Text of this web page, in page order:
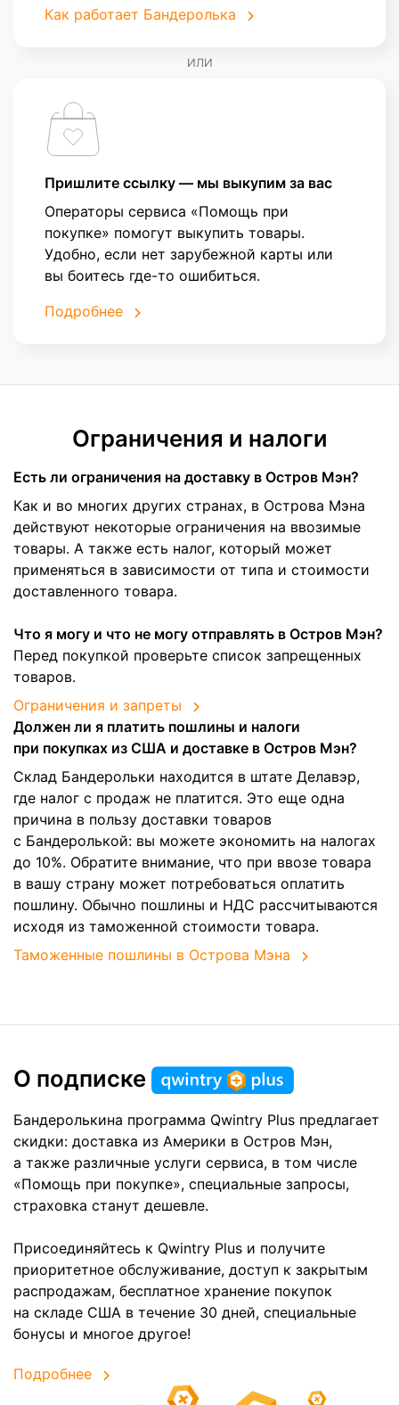
Как работает Бандеролька
ИЛИ
Пришлите ссылку — мы выкупим за вас
Операторы сервиса «Помощь при
покупке» помогут выкупить товары.
Удобно, если нет зарубежной карты или
вы боитесь где-то ошибиться.
Подробнее
Ограничения и налоги
Есть ли ограничения на доставку в Остров Мэн?
Как и во многих других странах, в Острова Мэна
действуют некоторые ограничения на ввозимые
товары. А также есть налог, который может
применяться в зависимости от типа и стоимости
доставленного товара.
Что я могу и что не могу отправлять в Остров Мэн?
Перед покупкой проверьте список запрещенных
товаров.
Ограничения и запреты
Должен ли я платить пошлины и налоги
при покупках из США и доставке в Остров Мэн?
Склад Бандерольки находится в штате Делавэр,
где налог с продаж не платится. Это еще одна
причина в пользу доставки товаров
с Бандеролькой: вы можете экономить на налогах
до 10%. Обратите внимание, что при ввозе товара
в вашу страну может потребоваться оплатить
пошлину. Обычно пошлины и НДС рассчитываются
исходя из таможенной стоимости товара.
Таможенные пошлины в Острова Мэна
О подписке
Бандеролькина программа Qwintry Plus предлагает
скидки: доставка из Америки в Остров Мэн,
а также различные услуги сервиса, в том числе
«Помощь при покупке», специальные запросы,
страховка станут дешевле.
Присоединяйтесь к Qwintry Plus и получите
приоритетное обслуживание, доступ к закрытым
распродажам, бесплатное хранение покупок
на складе США в течение 30 дней, специальные
бонусы и многое другое!
Подробнее